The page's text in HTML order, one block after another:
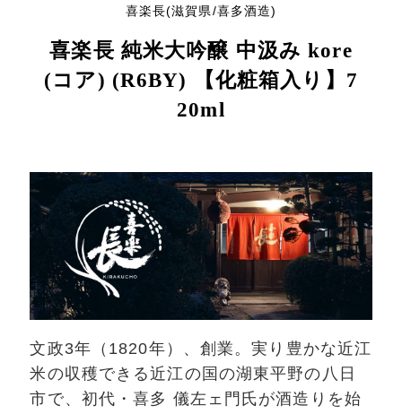
喜楽長(滋賀県/喜多酒造)
喜楽長 純米大吟醸 中汲み kore
(コア) (R6BY) 【化粧箱入り】7
20ml
文政3年（1820年）、創業。実り豊かな近江
米の収穫できる近江の国の湖東平野の八日
市で、初代・喜多 儀左ェ門氏が酒造りを始